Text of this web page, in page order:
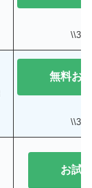
\\30
無料お
\\31
お試